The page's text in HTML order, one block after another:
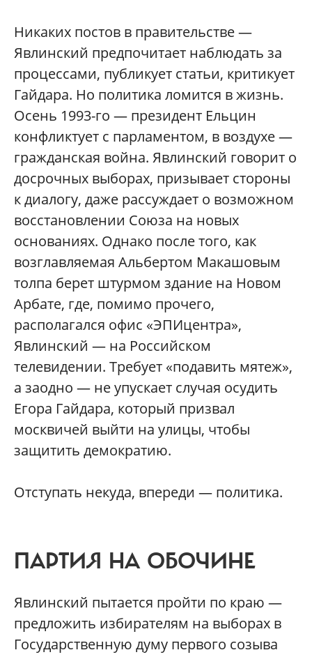
Никаких постов в правительстве —
Явлинский предпочитает наблюдать за
процессами, публикует статьи, критикует
Гайдара. Но политика ломится в жизнь.
Осень 1993-го — президент Ельцин
конфликтует с парламентом, в воздухе —
гражданская война. Явлинский говорит о
досрочных выборах, призывает стороны
к диалогу, даже рассуждает о возможном
восстановлении Союза на новых
основаниях. Однако после того, как
возглавляемая Альбертом Макашовым
толпа берет штурмом здание на Новом
Арбате, где, помимо прочего,
располагался офис «ЭПИцентра»,
Явлинский — на Российском
телевидении. Требует «подавить мятеж»,
а заодно — не упускает случая осудить
Егора Гайдара, который призвал
москвичей выйти на улицы, чтобы
защитить демократию.
Отступать некуда, впереди — политика.
ПАРТИЯ НА ОБОЧИНЕ
Явлинский пытается пройти по краю —
предложить избирателям на выборах в
Государственную думу первого созыва